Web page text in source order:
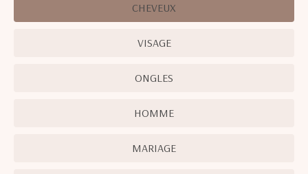
CHEVEUX
VISAGE
ONGLES
HOMME
MARIAGE